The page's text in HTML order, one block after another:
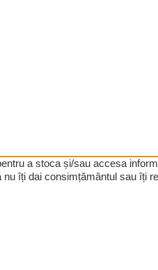
a stoca și/sau accesa
îți dai consimțământul sau îți